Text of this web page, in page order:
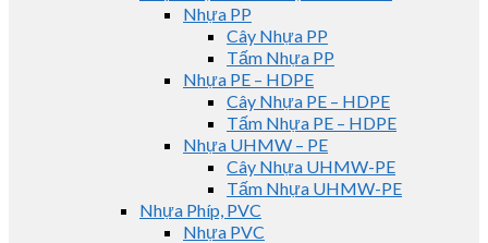
Nhựa PP
Cây Nhựa PP
Tấm Nhựa PP
Nhựa PE – HDPE
Cây Nhựa PE – HDPE
Tấm Nhựa PE – HDPE
Nhựa UHMW – PE
Cây Nhựa UHMW-PE
Tấm Nhựa UHMW-PE
Nhựa Phíp, PVC
Nhựa PVC